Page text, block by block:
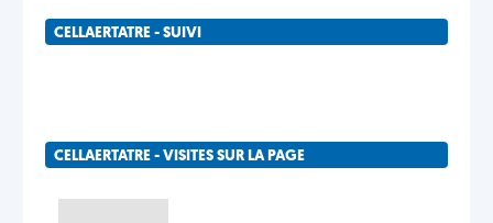
CELLAERTATRE - SUIVI
CELLAERTATRE - VISITES SUR LA PAGE